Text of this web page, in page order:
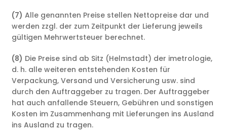
(7) Alle genannten Preise stellen Nettopreise dar und
werden zzgl. der zum Zeitpunkt der Lieferung jeweils
gültigen Mehrwertsteuer berechnet.
(8) Die Preise sind ab Sitz (Helmstadt) der imetrologie,
d. h. alle weiteren entstehenden Kosten für
Verpackung, Versand und Versicherung usw. sind
durch den Auftraggeber zu tragen. Der Auftraggeber
hat auch anfallende Steuern, Gebühren und sonstigen
Kosten im Zusammenhang mit Lieferungen ins Ausland
ins Ausland zu tragen.